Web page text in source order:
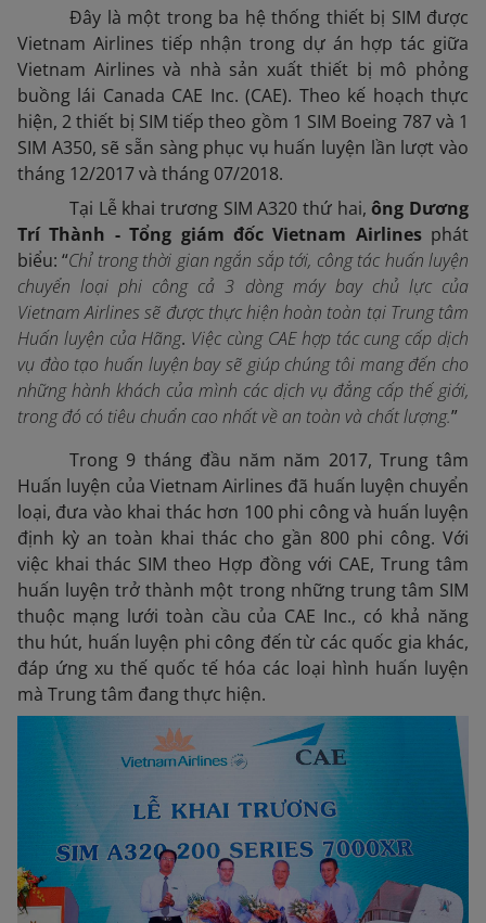
Đây là một trong ba hệ thống thiết bị SIM được
Vietnam Airlines tiếp nhận trong dự án hợp tác giữa
Vietnam Airlines và nhà sản xuất thiết bị mô phỏng
buồng lái Canada CAE Inc. (CAE). Theo kế hoạch thực
hiện, 2 thiết bị SIM tiếp theo gồm 1 SIM Boeing 787 và 1
SIM A350, sẽ sẵn sàng phục vụ huấn luyện lần lượt vào
tháng 12/2017 và tháng 07/2018.
Tại Lễ khai trương SIM A320 thứ hai,ông Dương
Trí Thành - Tổng giám đốc Vietnam Airlinesphát
biểu: “Chỉ trong thời gian ngắn sắp tới, công tác huấn luyện
chuyển loại phi công cả 3 dòng máy bay chủ lực của
Vietnam Airlines sẽ được thực hiện hoàn toàn tại Trung tâm
Huấn luyện của Hãng. Việc cùng CAE hợp táccung cấp dịch
vụ đào tạo huấn luyện bay sẽ giúp chúng tôi mang đến cho
những hành khách của mình các dịch vụ đẳng cấp thế giới,
trong đó có tiêu chuẩn cao nhất về an toàn và chất lượng.”
Trong 9 tháng đầu năm năm 2017, Trung tâm
Huấn luyện của Vietnam Airlines đã huấn luyện chuyển
loại, đưa vào khai thác hơn 100 phi công và huấn luyện
định kỳ an toàn khai thác cho gần 800 phi công. Với
việc khai thác SIM theo Hợp đồng với CAE, Trung tâm
huấn luyện trở thành một trong những trung tâm SIM
thuộc mạng lưới toàn cầu của CAE Inc., có khả năng
thu hút, huấn luyện phi công đến từ các quốc gia khác,
đáp ứng xu thế quốc tế hóa các loại hình huấn luyện
mà Trung tâm đang thực hiện.